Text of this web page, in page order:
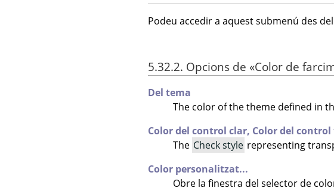
Podeu accedir a aquest submenú des
5.32.2. Opcions de «Color de
Del tema
The color of the theme defined in
Color del control clar, Color del control
The Check style representing
Color personalitzat...
Obre la finestra del selector de